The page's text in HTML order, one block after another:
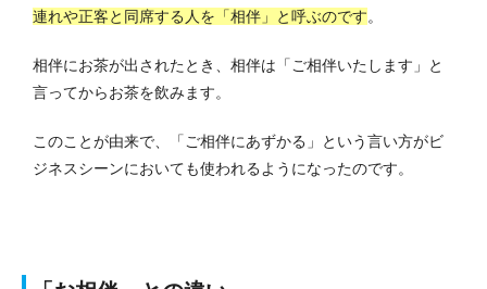
連れや正客と同席する人を「相伴」と呼ぶのです。
相伴にお茶が出されたとき、相伴は「ご相伴いたします」と
言ってからお茶を飲みます。
このことが由来で、「ご相伴にあずかる」という言い方がビ
ジネスシーンにおいても使われるようになったのです。